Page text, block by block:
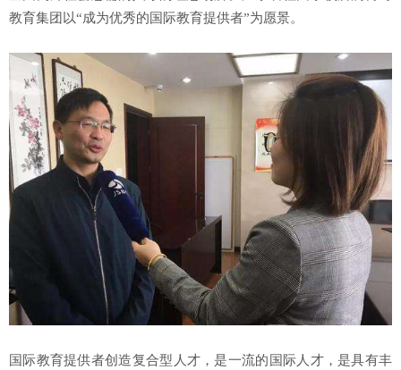
教育集团以“成为优秀的国际教育提供者”为愿景。
国际教育提供者创造复合型人才，是一流的国际人才，是具有丰